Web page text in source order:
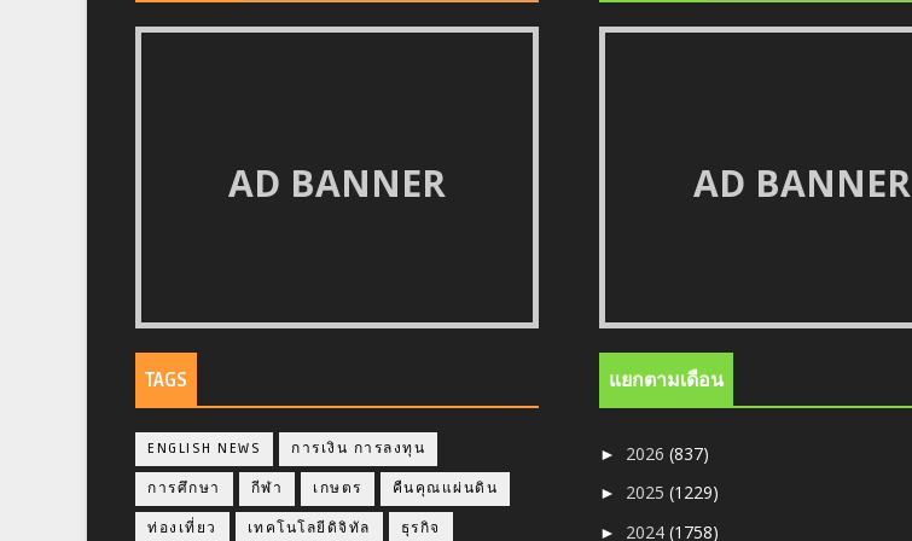
AD BANNER
TAGS
ENGLISH NEWS การเงิน การลงทุน
การศึกษา กีฬา เกษตร คืนคุณแผ่นดิน
ท่องเที่ยว เทคโนโลยีดิจิทัล ธุรกิจ
AD BANNER
แยกตามเดือน
► 2026(837)
► 2025(1229)
► 2024(1758)